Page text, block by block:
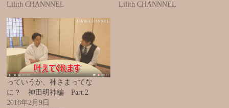
Lilith CHANNNEL
Lilith CHANNNEL
っていうか、神さまってな
に？ 神田明神編 Part.2
2018年2月9日